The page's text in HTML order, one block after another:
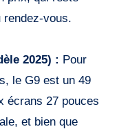
vous.
2025) : Pour
le G9 est un 49
écrans 27 pouces
et bien que